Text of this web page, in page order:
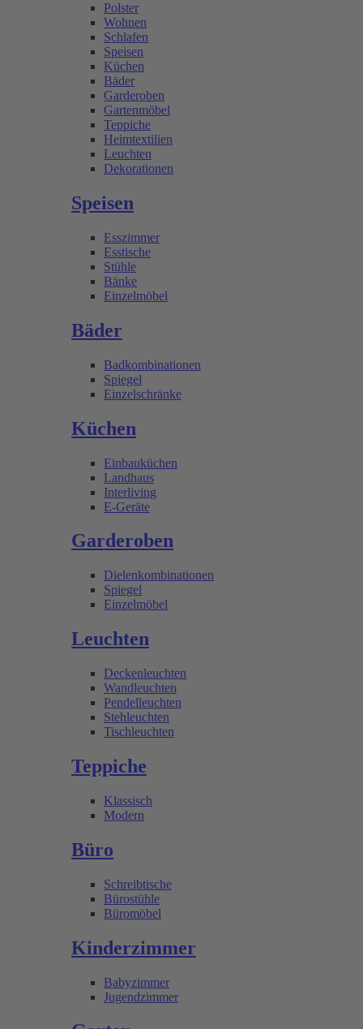
Polster
Wohnen
Schlafen
Speisen
Küchen
Bäder
Garderoben
Gartenmöbel
Teppiche
Heimtextilien
Leuchten
Dekorationen
Speisen
Esszimmer
Esstische
Stühle
Bänke
Einzelmöbel
Bäder
Badkombinationen
Spiegel
Einzelschränke
Küchen
Einbauküchen
Landhaus
Interliving
E-Geräte
Garderoben
Dielenkombinationen
Spiegel
Einzelmöbel
Leuchten
Deckenleuchten
Wandleuchten
Pendelleuchten
Stehleuchten
Tischleuchten
Teppiche
Klassisch
Modern
Büro
Schreibtische
Bürostühle
Büromöbel
Kinderzimmer
Babyzimmer
Jugendzimmer